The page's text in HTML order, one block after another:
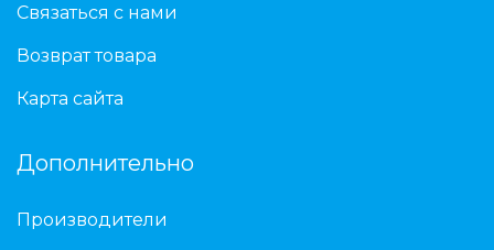
Связаться с нами
Возврат товара
Карта сайта
Дополнительно
Производители